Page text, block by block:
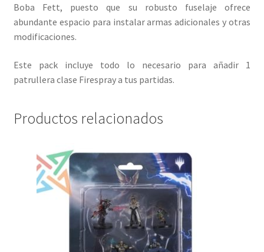
Boba Fett, puesto que su robusto fuselaje ofrece
abundante espacio para instalar armas adicionales y otras
modificaciones.
Este pack incluye todo lo necesario para añadir 1
patrullera clase Firespray a tus partidas.
Productos relacionados